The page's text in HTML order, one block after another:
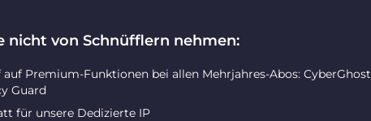
nicht von Schnüfflern nehmen:
auf Premium-Funktionen bei allen Mehrjahres-Abos: CyberGhost
Guard
für unsere Dedizierte IP